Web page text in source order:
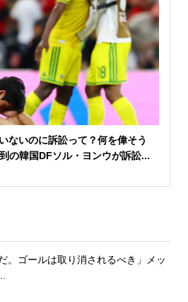
ないのに訴訟って？何を偉そう
の韓国DFソル・ヨンウが訴訟...
。ゴールは取り消されるべき」メッ